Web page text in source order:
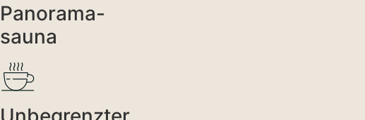
Panorama-
sauna